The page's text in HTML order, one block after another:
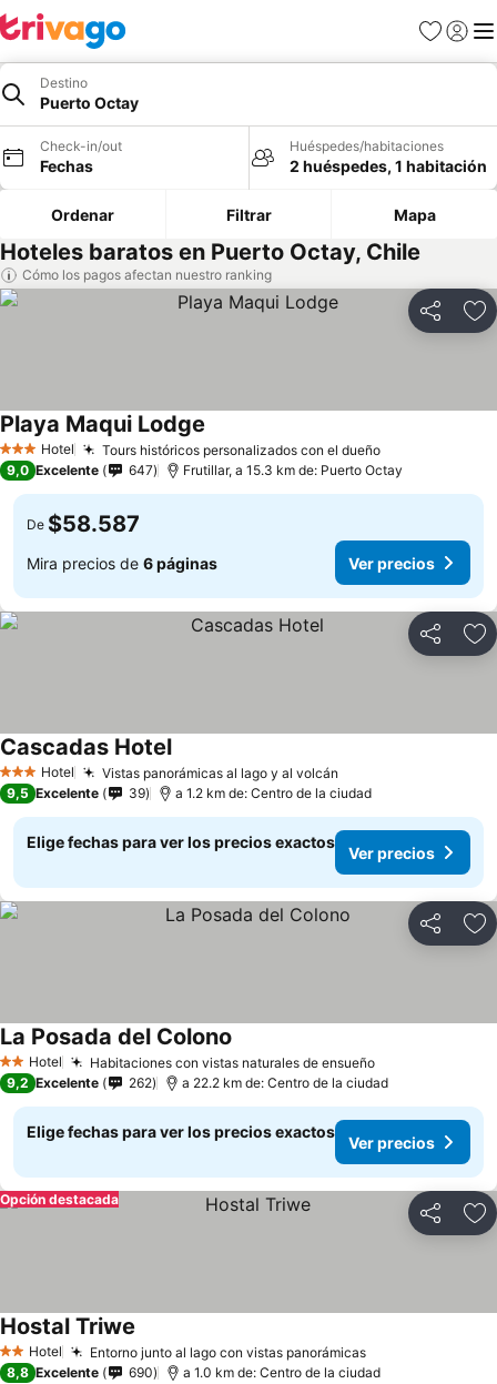
Favoritos
Iniciar
Destino
Puerto Octay
Check-in/out
Fechas
Huéspedes/habitaciones
2 huéspedes, 1 habitación
Ordenar Filtrar Mapa
Hoteles baratos en Puerto Octay, Chile
Cómo los pagos afectan nuestro ranking
Compartir
3 Estrellas
Hotel Tours históricos personalizados con el dueño
Playa Maqui Lodge
9,0 Excelente 647 Frutillar, a 15.3 km de: Puerto Octay
De $58.587
Mira precios de 6 páginas Ver precios
Compartir
3 Estrellas
Hotel Vistas panorámicas al lago y al volcán
Cascadas Hotel
9,5 Excelente 39 a 1.2 km de: Centro de la ciudad
Elige fechas para ver los precios exactos
Ver precios
Compartir
2 Estrellas
Hotel Habitaciones con vistas naturales de ensueño
La Posada del Colono
9,2 Excelente 262 a 22.2 km de: Centro de la ciudad
Elige fechas para ver los precios exactos
Ver precios
Compartir
Opción destacada
2 Estrellas
Hotel Entorno junto al lago con vistas panorámicas
Hostal Triwe
8,8 Excelente 690 a 1.0 km de: Centro de la ciudad